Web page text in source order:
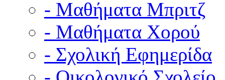
- Μαθήματα Μπριτζ
- Μαθήματα Χορού
- Σχολική Εφημερίδα